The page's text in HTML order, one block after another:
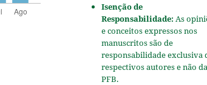
Isenção de
Responsabilidade: As
e conceitos expressos nos
manuscritos são de
responsabilidade exclusiva
respectivos autores e não da
PFB.